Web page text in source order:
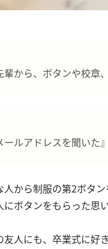
から、ボタンや校章
ルアドレスを聞いた』
人から制服の第2ボタ
ボタンをもらった思
人にも、卒業式に好